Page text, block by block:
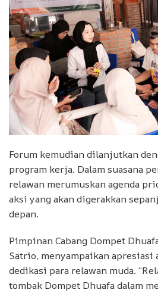
Forum kemudian dilanjutkan
program kerja. Dalam suasana
relawan merumuskan agenda
aksi yang akan digerakkan
depan.
Pimpinan Cabang Dompet
Satrio, menyampaikan apresiasi
dedikasi para relawan muda.
tombak Dompet Dhuafa dalam